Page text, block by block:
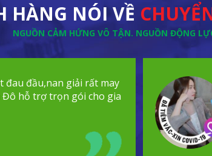
HÀNG NÓI VỀ
NGUỒN CẢM HỨNG VÔ TẬN. NGUỒN ĐỘNG
đau đầu,nan giải rất may
Đô hỗ trợ trọn gói cho gia